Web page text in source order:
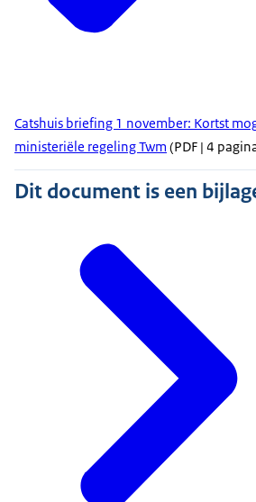
Catshuis briefing 1 november: Kortst
ministeriële regeling Twm (PDF | 4
Dit document is een